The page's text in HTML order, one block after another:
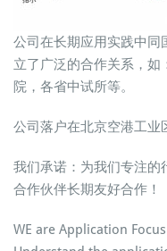
公司在长期应用实践中同
立了广泛的合作关系，
院，各省中试所等。
公司落户在北京空港工业
我们承诺：为我们专注的
合作伙伴长期友好合作！
WE are Application